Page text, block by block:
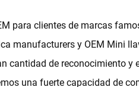
para clientes de marcas
manufacturersy OEM Mini
cantidad de reconocimiento y
una fuerte capacidad de